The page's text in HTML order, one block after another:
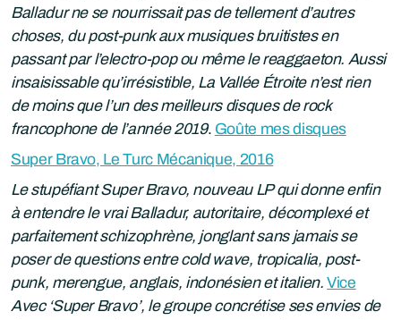
Balladur ne se nourrissait pas de tellement d’autres
choses, du post-punk aux musiques bruitistes en
passant par l’electro-pop ou même le reaggaeton. Aussi
insaisissable qu’irrésistible, La Vallée Étroite n’est rien
de moins que l’un des meilleurs disques de rock
francophone de l’année 2019. Goûte mes disques
Super Bravo, Le Turc Mécanique, 2016
Le stupéfiant Super Bravo, nouveau LP qui donne enfin
à entendre le vrai Balladur, autoritaire, décomplexé et
parfaitement schizophrène, jonglant sans jamais se
poser de questions entre cold wave, tropicalia, post-
punk, merengue, anglais, indonésien et italien. Vice
Avec ‘Super Bravo’, le groupe concrétise ses envies de